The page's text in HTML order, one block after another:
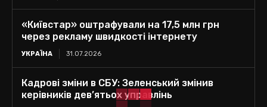
«Київстар» оштрафували на 17,5 млн грн
через рекламу швидкості інтернету
УКРАЇНА 31.07.2026
Кадрові зміни в СБУ: Зеленський змінив
керівників дев’ятьох управлінь